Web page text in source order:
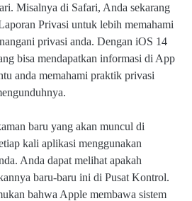
Misalnya di Safari, Anda sekarang
Privasi untuk lebih memahami
privasi anda. Dengan iOS 14
bisa mendapatkan informasi di App
anda memahami praktik privasi
baru yang akan muncul di
kali aplikasi menggunakan
Anda dapat melihat apakah
baru-baru ini di Pusat Kontrol.
bahwa Apple membawa sistem